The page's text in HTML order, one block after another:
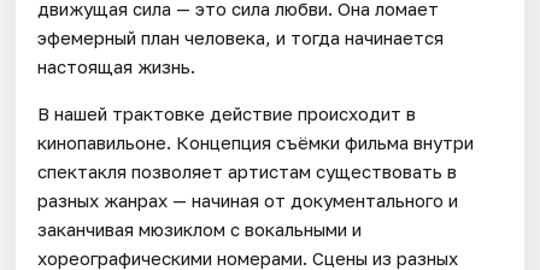
движущая сила — это сила любви. Она ломает
эфемерный план человека, и тогда начинается
настоящая жизнь.
В нашей трактовке действие происходит в
кинопавильоне. Концепция съёмки фильма внутри
спектакля позволяет артистам существовать в
разных жанрах — начиная от документального и
заканчивая мюзиклом с вокальными и
хореографическими номерами. Сцены из разных